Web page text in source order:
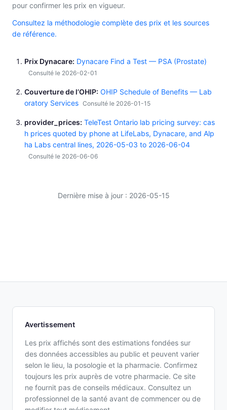
pour confirmer les prix en vigueur.
Consultez la méthodologie complète des prix et les sources
de référence.
Prix Dynacare Dynacare Find a Test — PSA (Prostate)
Consulté le 2026-02-01
Couverture de l’OHIP OHIP Schedule of Benefits — Lab
oratory Services Consulté le 2026-01-15
provider_prices TeleTest Ontario lab pricing survey: cas
h prices quoted by phone at LifeLabs, Dynacare, and Alp
ha Labs central lines, 2026-05-03 to 2026-06-04
Consulté le 2026-06-06
Dernière mise à jour : 2026-05-15
Avertissement
Les prix affichés sont des estimations fondées sur
des données accessibles au public et peuvent varier
selon le lieu, la posologie et la pharmacie. Confirmez
toujours les prix auprès de votre pharmacie. Ce site
ne fournit pas de conseils médicaux. Consultez un
professionnel de la santé avant de commencer ou de